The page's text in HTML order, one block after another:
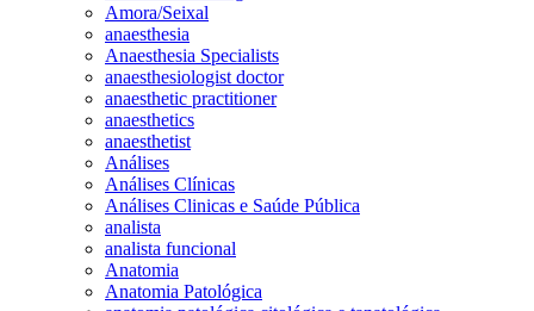
Amora/Seixal
anaesthesia
Anaesthesia Specialists
anaesthesiologist doctor
anaesthetic practitioner
anaesthetics
anaesthetist
Análises
Análises Clínicas
Análises Clinicas e Saúde Pública
analista
analista funcional
Anatomia
Anatomia Patológica